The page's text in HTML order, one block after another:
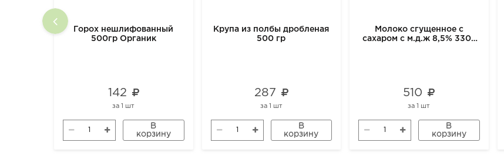
Горох нешлифованный
500гр Органик
142
за1 шт
В
корзину
Крупа из полбы дробленая
500 гр
287
за 1 шт
В
корзину
Молоко сгущенное с
сахаром с м.д.ж 8,5% 330г
510
за1 шт
В
корзину